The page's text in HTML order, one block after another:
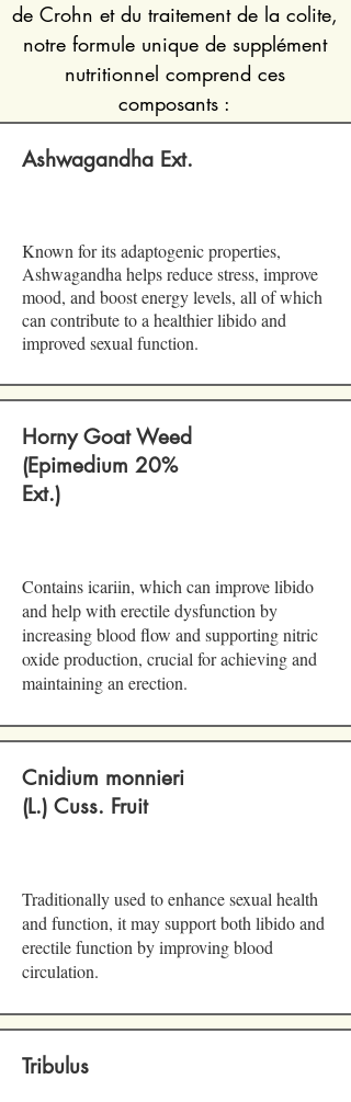
de Crohn et du traitement de la colite,
notre formule unique de supplément
nutritionnel comprend ces
composants :
Ashwagandha Ext.
Known for its adaptogenic properties,
Ashwagandha helps reduce stress, improve
mood, and boost energy levels, all of which
can contribute to a healthier libido and
improved sexual function.
Horny Goat Weed
(Epimedium 20%
Ext.)
Contains icariin, which can improve libido
and help with erectile dysfunction by
increasing blood flow and supporting nitric
oxide production, crucial for achieving and
maintaining an erection.
Cnidium monnieri
(L.) Cuss. Fruit
Traditionally used to enhance sexual health
and function, it may support both libido and
erectile function by improving blood
circulation.
Tribulus